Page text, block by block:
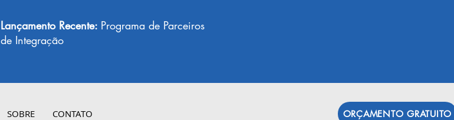
Lançamento Recente: Programa de Parceiros
de Integração
SOBRE CONTATO ORÇAMENTO GRATUITO